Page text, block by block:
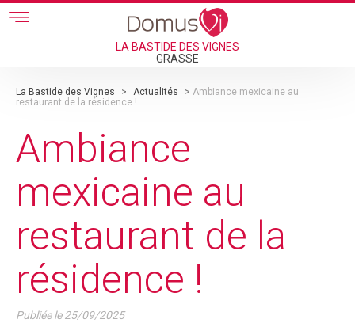
Skip to main content
LA BASTIDE DES VIGNES
GRASSE
La Bastide des Vignes > Actualités > Ambiance mexicaine au
restaurant de la résidence !
Ambiance
mexicaine au
restaurant de la
résidence !
Publiée le25/09/2025